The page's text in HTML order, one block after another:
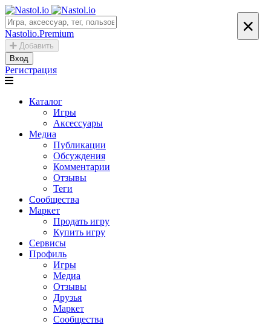
Nastolio.Premium
Добавить
Вход
Регистрация
Каталог
Игры
Аксессуары
Медиа
Публикации
Обсуждения
Комментарии
Отзывы
Теги
Сообщества
Маркет
Продать игру
Купить игру
Сервисы
Профиль
Игры
Медиа
Отзывы
Друзья
Маркет
Сообщества
×